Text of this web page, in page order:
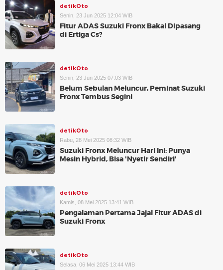
detikOto
Senin, 23 Jun 2025 12:04 WIB
Fitur ADAS Suzuki Fronx Bakal Dipasang
di Ertiga Cs?
detikOto
Senin, 23 Jun 2025 07:03 WIB
Belum Sebulan Meluncur, Peminat Suzuki
Fronx Tembus Segini
detikOto
Rabu, 28 Mei 2025 08:32 WIB
Suzuki Fronx Meluncur Hari Ini: Punya
Mesin Hybrid, Bisa 'Nyetir Sendiri'
detikOto
Kamis, 08 Mei 2025 13:41 WIB
Pengalaman Pertama Jajal Fitur ADAS di
Suzuki Fronx
detikOto
Selasa, 06 Mei 2025 13:44 WIB